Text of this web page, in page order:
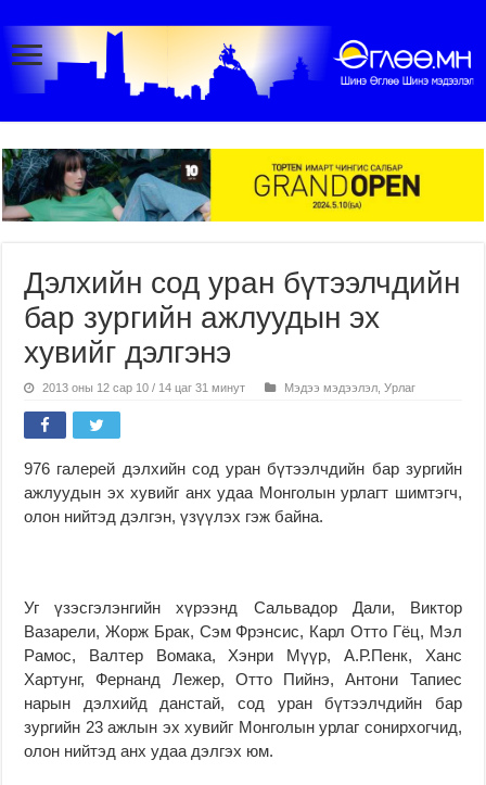
Дэлхийн сод уран бүтээлчдийн
бар зургийн ажлуудын эх
хувийг дэлгэнэ
2013 оны 12 сар 10 / 14 цаг 31 минут Мэдээ мэдээлэл ,Урлаг
976 галерей дэлхийн сод уран бүтээлчдийн бар зургийн
ажлуудын эх хувийг анх удаа Монголын урлагт шимтэгч,
олон нийтэд дэлгэн, үзүүлэх гэж байна.
Уг үзэсгэлэнгийн хүрээнд Сальвадор Дали, Виктор
Вазарели, Жорж Брак, Сэм Фрэнсис, Карл Отто Гёц, Мэл
Рамос, Валтер Вомака, Хэнри Мүүр, А.Р.Пенк, Ханс
Хартунг, Фернанд Лежер, Отто Пийнэ, Антони Тапиес
нарын дэлхийд данстай, сод уран бүтээлчдийн бар
зургийн 23 ажлын эх хувийг Монголын урлаг сонирхогчид,
олон нийтэд анх удаа дэлгэх юм.